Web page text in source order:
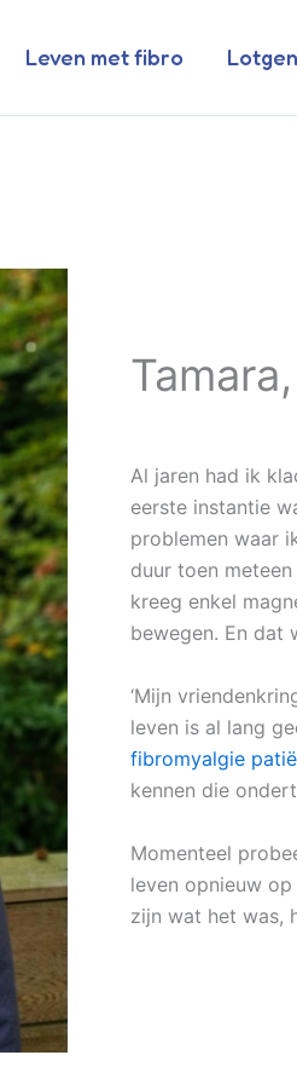
Leven met fibro
Al jaren had ik
eerste instantie
problemen waar
duur toen
kreeg enkel
bewegen. En dat
‘Mijn
leven is al lang
fibromyalgie
kennen die
Momenteel
leven opnieuw
zijn wat het was,